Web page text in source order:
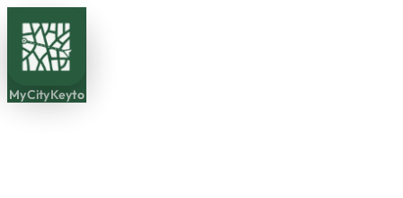
MyCityKeyto